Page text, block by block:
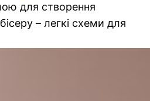
для створення
– легкі схеми для